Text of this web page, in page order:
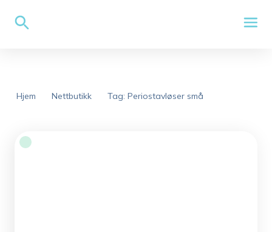
Hjem Nettbutikk Tag: Periostavløser små